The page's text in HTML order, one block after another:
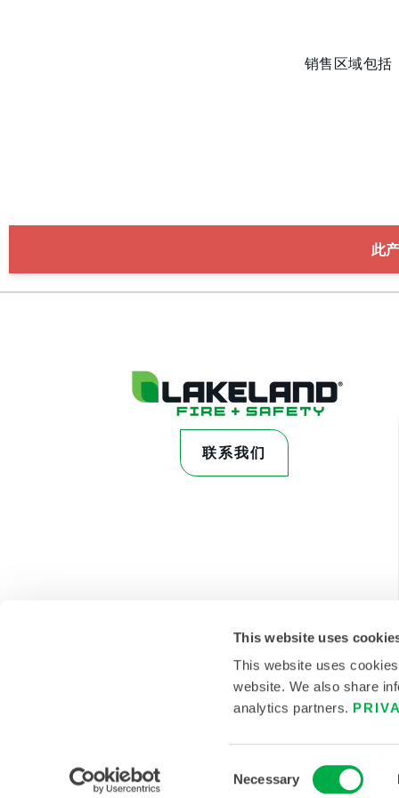
This website uses
This website uses
website. We also share
analytics partners.
Selection
Necessary
销售区域包括
此
联系我们
© 2026雷克兰 。保留所有权利。